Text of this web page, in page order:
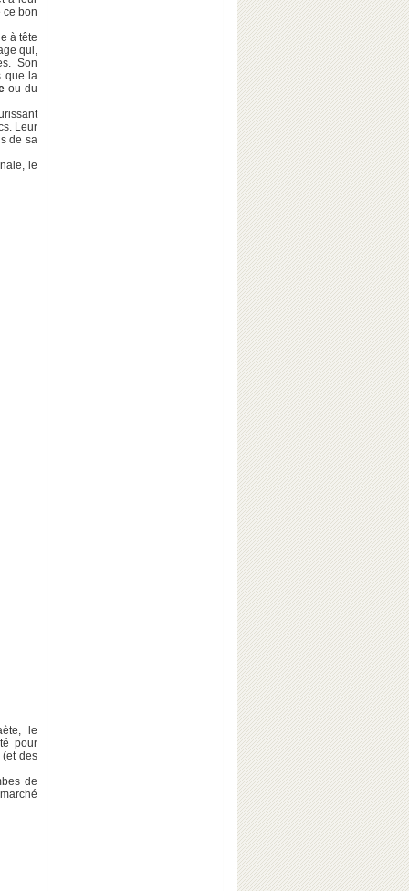
ce bon
à tête
qui,
Son
que la
ou du
Leur
de sa
le
le
pour
des
de